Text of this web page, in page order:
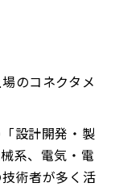
のコネクタメ
設計開発・製
系、電気・電
術者が多く活